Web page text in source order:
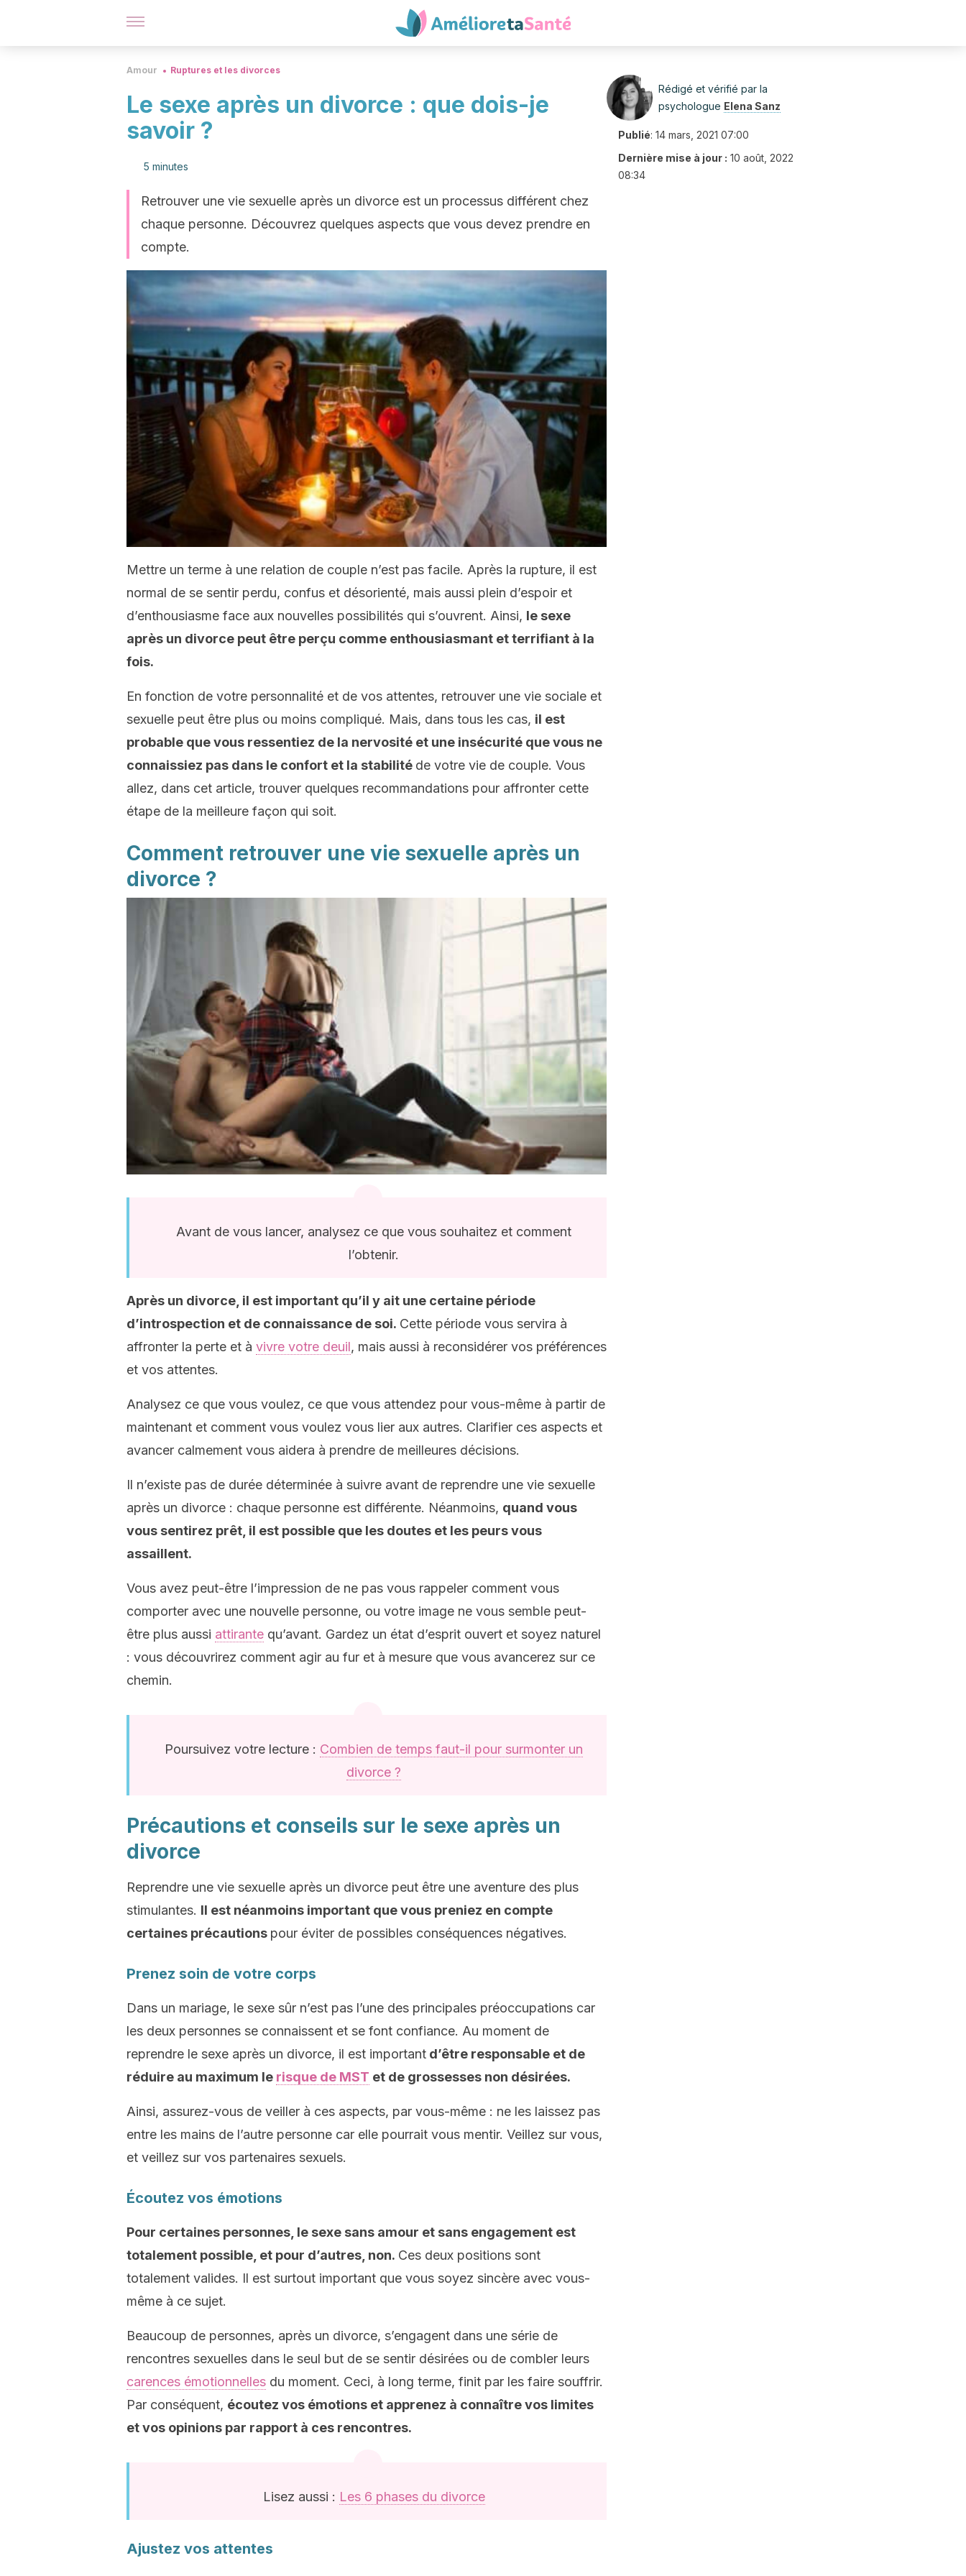
Amour Ruptures et les divorces
Le sexe après un divorce : que dois-je
savoir ?
5 minutes
Retrouver une vie sexuelle après un divorce est un processus différent chez
chaque personne. Découvrez quelques aspects que vous devez prendre en
compte.
Mettre un terme à une relation de couple n’est pas facile. Après la rupture, il est
normal de se sentir perdu, confus et désorienté, mais aussi plein d’espoir et
d’enthousiasme face aux nouvelles possibilités qui s’ouvrent. Ainsi, le sexe
après un divorce peut être perçu comme enthousiasmant et terrifiant à la
fois.
En fonction de votre personnalité et de vos attentes, retrouver une vie sociale et
sexuelle peut être plus ou moins compliqué. Mais, dans tous les cas, il est
probable que vous ressentiez de la nervosité et une insécurité que vous ne
connaissiez pas dans le confort et la stabilité de votre vie de couple. Vous
allez, dans cet article, trouver quelques recommandations pour affronter cette
étape de la meilleure façon qui soit.
Comment retrouver une vie sexuelle après un
divorce ?
Avant de vous lancer, analysez ce que vous souhaitez et comment
l’obtenir.
Après un divorce, il est important qu’il y ait une certaine période
d’introspection et de connaissance de soi. Cette période vous servira à
affronter la perte et à vivre votre deuil, mais aussi à reconsidérer vos préférences
et vos attentes.
Analysez ce que vous voulez, ce que vous attendez pour vous-même à partir de
maintenant et comment vous voulez vous lier aux autres. Clarifier ces aspects et
avancer calmement vous aidera à prendre de meilleures décisions.
Il n’existe pas de durée déterminée à suivre avant de reprendre une vie sexuelle
après un divorce : chaque personne est différente. Néanmoins, quand vous
vous sentirez prêt, il est possible que les doutes et les peurs vous
assaillent.
Vous avez peut-être l’impression de ne pas vous rappeler comment vous
comporter avec une nouvelle personne, ou votre image ne vous semble peut-
être plus aussi attirante qu’avant. Gardez un état d’esprit ouvert et soyez naturel
: vous découvrirez comment agir au fur et à mesure que vous avancerez sur ce
chemin.
Poursuivez votre lecture : Combien de temps faut-il pour surmonter un
divorce ?
Précautions et conseils sur le sexe après un
divorce
Reprendre une vie sexuelle après un divorce peut être une aventure des plus
stimulantes. Il est néanmoins important que vous preniez en compte
certaines précautions pour éviter de possibles conséquences négatives.
Prenez soin de votre corps
Dans un mariage, le sexe sûr n’est pas l’une des principales préoccupations car
les deux personnes se connaissent et se font confiance. Au moment de
reprendre le sexe après un divorce, il est important d’être responsable et de
réduire au maximum le risque de MST et de grossesses non désirées.
Ainsi, assurez-vous de veiller à ces aspects, par vous-même : ne les laissez pas
entre les mains de l’autre personne car elle pourrait vous mentir. Veillez sur vous,
et veillez sur vos partenaires sexuels.
Écoutez vos émotions
Pour certaines personnes, le sexe sans amour et sans engagement est
totalement possible, et pour d’autres, non. Ces deux positions sont
totalement valides. Il est surtout important que vous soyez sincère avec vous-
même à ce sujet.
Beaucoup de personnes, après un divorce, s’engagent dans une série de
rencontres sexuelles dans le seul but de se sentir désirées ou de combler leurs
carences émotionnelles du moment. Ceci, à long terme, finit par les faire souffrir.
Par conséquent, écoutez vos émotions et apprenez à connaître vos limites
et vos opinions par rapport à ces rencontres.
Lisez aussi : Les 6 phases du divorce
Ajustez vos attentes
Rédigé et vérifié par la
psychologue Elena Sanz
Publié: 14 mars, 2021 07:00
Dernière mise à jour : 10 août, 2022
08:34